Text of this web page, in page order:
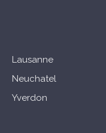
Lausanne
Neuchatel
Yverdon